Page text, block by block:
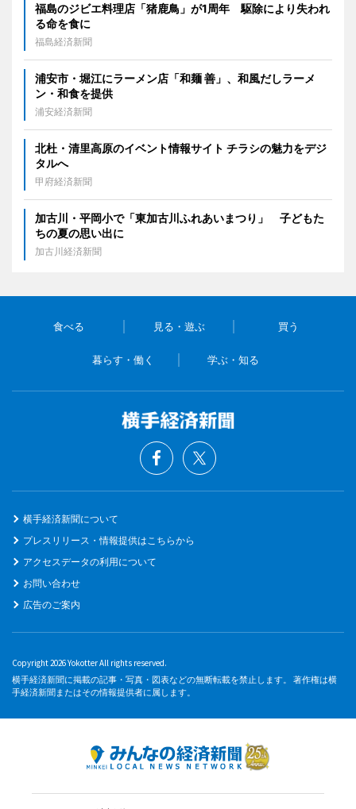
福島のジビエ料理店「猪鹿鳥」が1周年 駆除により失われ
る命を食に
福島経済新聞
浦安市・堀江にラーメン店「和麺 善」、和風だしラーメ
ン・和食を提供
浦安経済新聞
北杜・清里高原のイベント情報サイト チラシの魅力をデジ
タルへ
甲府経済新聞
加古川・平岡小で「東加古川ふれあいまつり」 子どもた
ちの夏の思い出に
加古川経済新聞
食べる 見る・遊ぶ 買う
暮らす・働く 学ぶ・知る
横手経済新聞について
プレスリリース・情報提供はこちらから
アクセスデータの利用について
お問い合わせ
広告のご案内
Copyright 2026 Yokotter All rights reserved.
横手経済新聞に掲載の記事・写真・図表などの無断転載を禁止します。 著作権は横
手経済新聞またはその情報提供者に属します。